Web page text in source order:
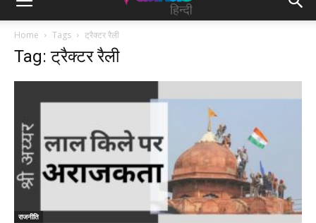
Home Tags ट्रैक्टर रैली
Tag: ट्रैक्टर रैली
राजनीति